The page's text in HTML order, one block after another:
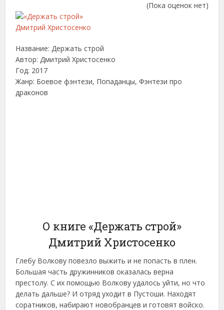
(Пока оценок нет)
Название: Держать строй
Автор: Дмитрий Христосенко
Год: 2017
Жанр: Боевое фэнтези, Попаданцы, Фэнтези про
драконов
О книге «Держать строй»
Дмитрий Христосенко
Глебу Волкову повезло выжить и не попасть в плен.
Большая часть дружинников оказалась верна
престолу. С их помощью Волкову удалось уйти, но что
делать дальше? И отряд уходит в Пустоши. Находят
соратников, набирают новобранцев и готовят войско.